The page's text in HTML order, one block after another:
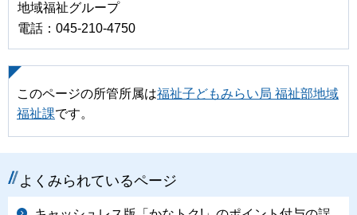
地域福祉グループ
電話：045-210-4750
このページの所管所属は福祉子どもみらい局 福祉部地域
福祉課です。
よくみられているページ